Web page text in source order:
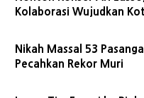
Kolaborasi Wujudkan
Nikah Massal 53
Pecahkan Rekor Muri